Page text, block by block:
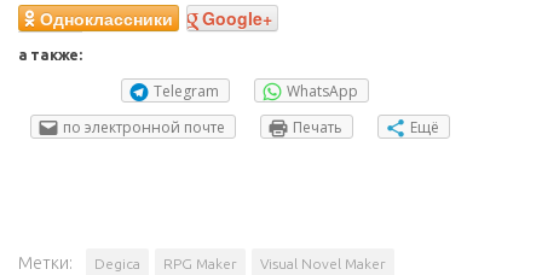
Одноклассники
Google+
а также:
Telegram
WhatsApp
по электронной почте
Печать Ещё
Метки: Degica RPG Maker Visual Novel Maker